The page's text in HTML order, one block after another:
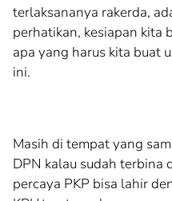
terlaksananya rakerda,
perhatikan, kesiapan kita
apa yang harus kita buat
ini.
Masih di tempat yang
DPN kalau sudah terbina
percaya PKP bisa lahir